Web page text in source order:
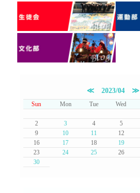
≪ 2023/04 ≫
Sun Mon Tue Wed
2
3 4 5
9
10 11 12
16
17 18 19
23
24 25 26
30